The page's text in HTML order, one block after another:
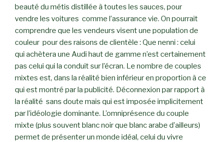
beauté du métis distillée à toutes les sauces, pour
vendre les voitures comme l’assurance vie. On pourrait
comprendre que les vendeurs visent une population de
couleur pour des raisons de clientèle : Que nenni : celui
qui achètera une Audi haut de gamme n’est certainement
pas celui qui la conduit sur l’écran. Le nombre de couples
mixtes est, dans la réalité bien inférieur en proportion à ce
qui est montré par la publicité. Déconnexion par rapport à
la réalité sans doute mais qui est imposée implicitement
par l’idéologie dominante. L’omniprésence du couple
mixte (plus souvent blanc noir que blanc arabe d’ailleurs)
permet de présenter un monde idéal, celui du vivre